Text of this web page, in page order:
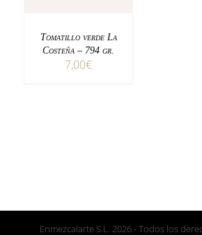
Tomatillo verde La
Costeña – 794 gr.
7,00€
Enmezcalarte S.L. 2026 - Todos los